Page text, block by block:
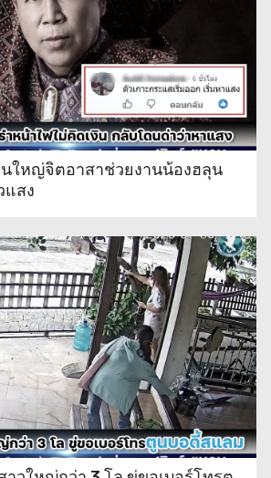
ใหญ่จิตอาสาช่วยงานน้องฮลุน
แสง